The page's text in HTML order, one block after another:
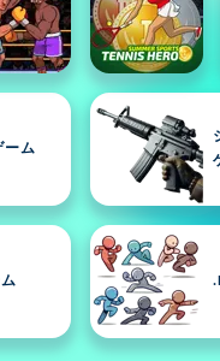
ーム